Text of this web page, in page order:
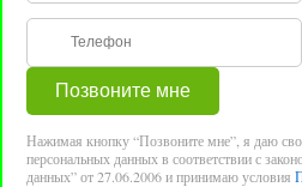
Нажимая кнопку “Позвоните мне”, я даю
персональных данных в соответствии с
данных” от 27.06.2006 и принимаю условия